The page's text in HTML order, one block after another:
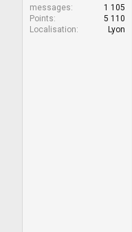
messages
1 105
Points
5 110
Localisation
Lyon